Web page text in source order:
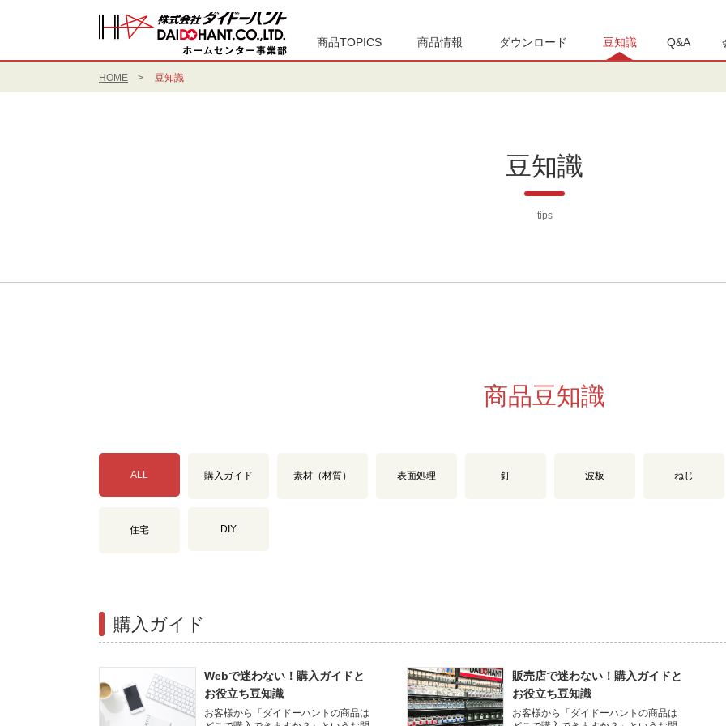
商品TOPICS 商品情報 ダウンロード 豆知識 Q&A
HOME 豆知識
豆知識
tips
商品豆知識
ALL 購入ガイド 素材（材質） 表面処理 釘 波板 ねじ
住宅 DIY
購入ガイド
Webで迷わない！購入ガイドと
お役立ち豆知識
お客様から「ダイドーハントの商品は
販売店で迷わない！購入ガイドと
お役立ち豆知識
お客様から「ダイドーハントの商品は